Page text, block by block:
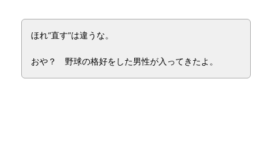
ほれ“直す”は違うな。
おや？ 野球の格好をした男性が入ってきたよ。